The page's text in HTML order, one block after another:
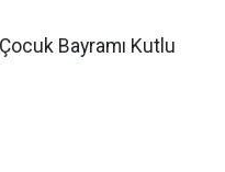
Bayramı Kutlu